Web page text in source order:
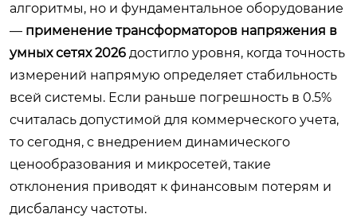
алгоритмы, но и фундаментальное оборудование
— применение трансформаторов напряжения в
умных сетях 2026 достигло уровня, когда точность
измерений напрямую определяет стабильность
всей системы. Если раньше погрешность в 0.5%
считалась допустимой для коммерческого учета,
то сегодня, с внедрением динамического
ценообразования и микросетей, такие
отклонения приводят к финансовым потерям и
дисбалансу частоты.